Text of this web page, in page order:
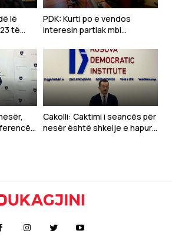
lë
të
PDK: Kurti po e vendos
interesin partiak mbi
Cakolli: Caktimi i seancës për
nesër është shkelje e hapur